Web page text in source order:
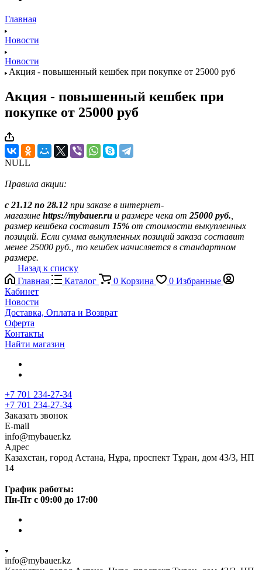
Главная
Новости
Новости
Акция - повышенный кешбек при покупке от 25000 руб
Акция - повышенный кешбек при
покупке от 25000 руб
NULL
Правила акции:
c 21.12 по 28.12 при заказе в интернет-
магазине https://mybauer.ru и размере чека от 25000 руб.
размер кешбека составит 15% от стоимости выкупленных
позиций. Если сумма выкупленных позиций заказа составит
менее 25000 руб., то кешбек начисляется в стандартном
размере.
Назад к списку
Главная
Каталог 0 Корзина 0 Избранные
Кабинет
Новости
Доставка, Оплата и Возврат
Оферта
Контакты
Найти магазин
+7 701 234-27-34
+7 701 234-27-34
Заказать звонок
E-mail
info@mybauer.kz
Адрес
Казахстан, город Астана, Нұра, проспект Тұран, дом 43/3, НП
14
График работы:
Пн-Пт с 09:00 до 17:00
info@mybauer.kz